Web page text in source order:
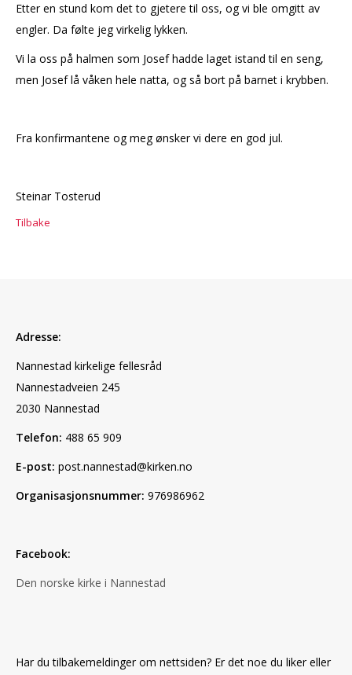
Etter en stund kom det to gjetere til oss, og vi ble omgitt av
engler. Da følte jeg virkelig lykken.
Vi la oss på halmen som Josef hadde laget istand til en seng,
men Josef lå våken hele natta, og så bort på barnet i krybben.
Fra konfirmantene og meg ønsker vi dere en god jul.
Steinar Tosterud
Tilbake
Adresse:
Nannestad kirkelige fellesråd
Nannestadveien 245
2030 Nannestad
Telefon: 488 65 909
E-post: post.nannestad@kirken.no
Organisasjonsnummer: 976986962
Facebook:
Den norske kirke i Nannestad
Har du tilbakemeldinger om nettsiden? Er det noe du liker eller